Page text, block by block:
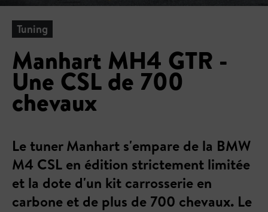
Tuning
Manhart MH4 GTR -
Une CSL de 700
chevaux
Le tuner Manhart s'empare de la BMW
M4 CSL en édition strictement limitée
et la dote d'un kit carrosserie en
carbone et de plus de 700 chevaux. Le